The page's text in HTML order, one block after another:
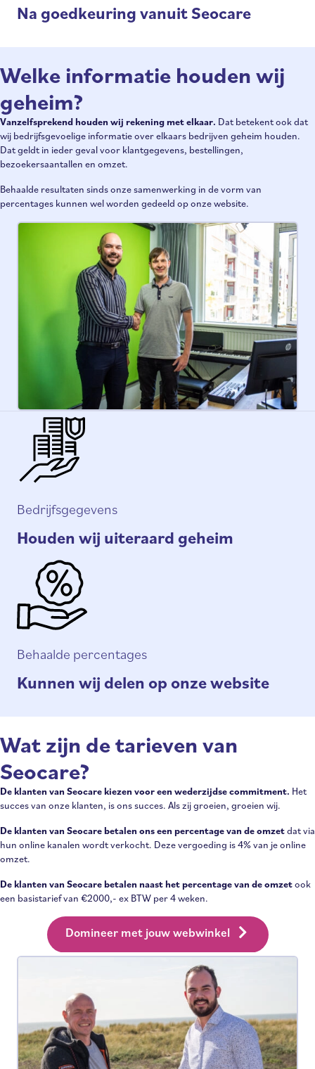
Na goedkeuring vanuit Seocare
Welke informatie houden wij
geheim?
Vanzelfsprekend houden wij rekening met elkaar. Dat betekent ook dat
wij bedrijfsgevoelige informatie over elkaars bedrijven geheim houden.
Dat geldt in ieder geval voor klantgegevens, bestellingen,
bezoekersaantallen en omzet.
Behaalde resultaten sinds onze samenwerking in de vorm van
percentages kunnen wel worden gedeeld op onze website.
Bedrijfsgegevens
Houden wij uiteraard geheim
Behaalde percentages
Kunnen wij delen op onze website
Wat zijn de tarieven van
Seocare?
De klanten van Seocare kiezen voor een wederzijdse commitment. Het
succes van onze klanten, is ons succes. Als zij groeien, groeien wij.
De klanten van Seocare betalen ons een percentage van de omzetdat via
hun online kanalen wordt verkocht. Deze vergoeding is 4% van je online
omzet.
De klanten van Seocare betalen naast het percentage van de omzetook
een basistarief van €2000,- ex BTW per 4 weken.
Domineer met jouw webwinkel